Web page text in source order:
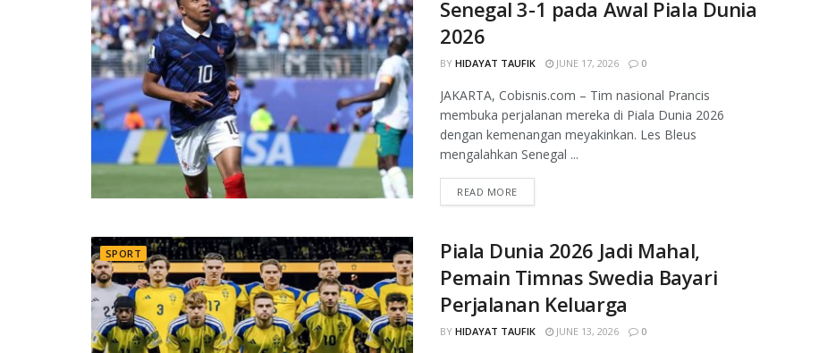
Senegal 3-1 pada Awal Piala Dunia
2026
BY HIDAYAT TAUFIK JUNE 17, 2026 0
JAKARTA, Cobisnis.com – Tim nasional Prancis
membuka perjalanan mereka di Piala Dunia 2026
dengan kemenangan meyakinkan. Les Bleus
mengalahkan Senegal ...
READ MORE
SPORT
Piala Dunia 2026 Jadi Mahal,
Pemain Timnas Swedia Bayari
Perjalanan Keluarga
BY HIDAYAT TAUFIK JUNE 13, 2026 0